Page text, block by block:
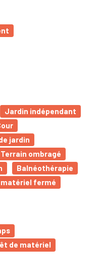
Jardin indépendant
jardin
Terrain ombragé
Balnéothérapie
matériel fermé
de matériel